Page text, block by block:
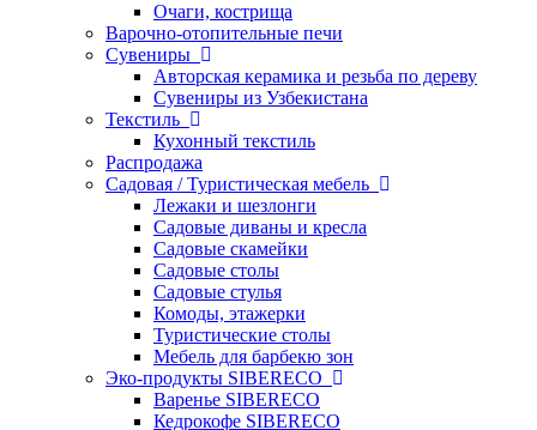
Очаги, кострища
Варочно-отопительные печи
Сувениры
Авторская керамика и резьба по дереву
Сувениры из Узбекистана
Текстиль
Кухонный текстиль
Распродажа
Садовая / Туристическая мебель
Лежаки и шезлонги
Садовые диваны и кресла
Садовые скамейки
Садовые столы
Садовые стулья
Комоды, этажерки
Туристические столы
Мебель для барбекю зон
Эко-продукты SIBERECO
Варенье SIBERECO
Кедрокофе SIBERECO